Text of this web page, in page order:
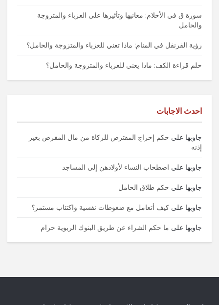
سورة ق في الأحلام: معانيها وتأثيرها على العزباء والمتزوجة
والحامل
رؤية القرنفل في المنام: ماذا تعني للعزباء والمتزوجة والحامل؟
حلم قراءة الكف: ماذا يعني للعزباء والمتزوجة والحامل؟
احدث الاجابات
جاوبها على حكم إخراج المقترض للزكاة من مال المقرض بغير
إذنه
جاوبها على اصطحاب النساء لأولادهن إلى المساجد
جاوبها على حكم طلاق الحامل
جاوبها على كيف أتعامل مع ضغوطات نفسية واكتئاب مستمر؟
جاوبها على ما حكم الشراء عن طريق البنوك الربوية حرام